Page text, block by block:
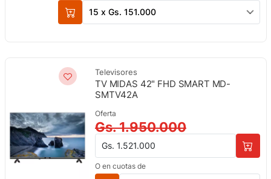
15 x Gs. 151.000
Televisores
TV MIDAS 42" FHD SMART MD-
SMTV42A
Oferta
Gs. 1.950.000
Gs. 1.521.000
O en cuotas de